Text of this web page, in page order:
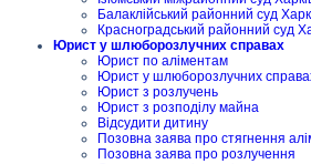
Балаклійський районний суд
Красноградський районний суд
Юрист у шлюборозлучних справах
Юрист по аліментам
Юрист у шлюборозлучних
Юрист з розлучень
Юрист з розподілу майна
Відсудити дитину
Позовна заява про стягнення
Позовна заява про розлучення